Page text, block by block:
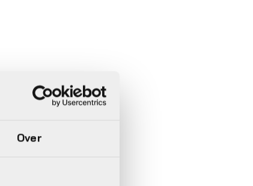
Over